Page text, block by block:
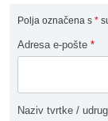
Polja označena s *
Adresa e-pošte *
Naziv tvrtke /